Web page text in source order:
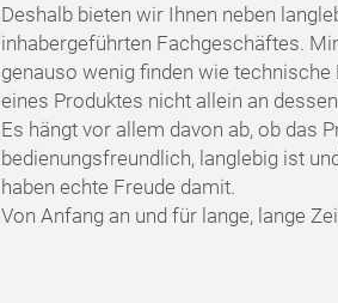
Deshalb bieten wir Ihnen neben
inhabergeführten Fachgeschäftes.
genauso wenig finden wie
eines Produktes nicht allein an
Es hängt vor allem davon ab, ob das
bedienungsfreundlich, langlebig ist
haben echte Freude damit.
Von Anfang an und für lange, lange